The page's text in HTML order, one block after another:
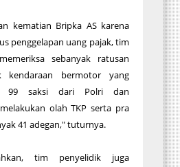
kematian Bripka AS karena
penggelapan uang pajak, tim
sebanyak ratusan
kendaraan bermotor yang
99 saksi dari Polri dan
olah TKP serta pra
41 adegan," tuturnya.
tim penyelidik juga